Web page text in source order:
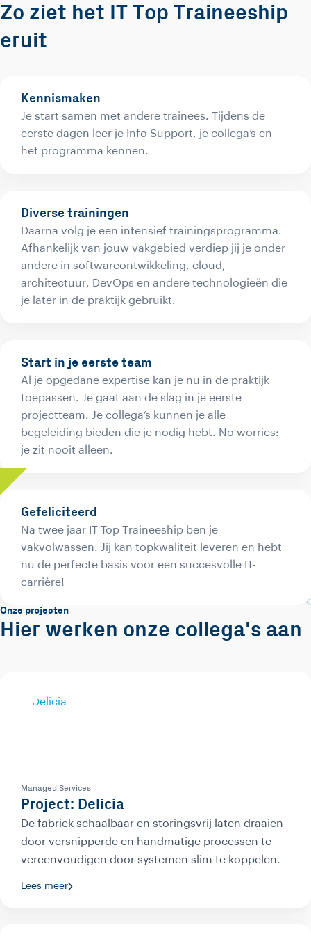
Zo ziet het IT Top Traineeship
eruit
Kennismaken
Je start samen met andere trainees. Tijdens de
eerste dagen leer je Info Support, je collega’s en
het programma kennen.
Diverse trainingen
Daarna volg je een intensief trainingsprogramma.
Afhankelijk van jouw vakgebied verdiep jij je onder
andere in softwareontwikkeling, cloud,
architectuur, DevOps en andere technologieën die
je later in de praktijk gebruikt.
Start in je eerste team
Al je opgedane expertise kan je nu in de praktijk
toepassen. Je gaat aan de slag in je eerste
projectteam. Je collega’s kunnen je alle
begeleiding bieden die je nodig hebt. No worries:
je zit nooit alleen.
Gefeliciteerd
Na twee jaar IT Top Traineeship ben je
vakvolwassen. Jij kan topkwaliteit leveren en hebt
nu de perfecte basis voor een succesvolle IT-
carrière!
Onze projecten
Hier werken onze collega's aan
Managed Services
Project: Delicia
De fabriek schaalbaar en storingsvrij laten draaien
door versnipperde en handmatige processen te
vereenvoudigen door systemen slim te koppelen.
Lees meer